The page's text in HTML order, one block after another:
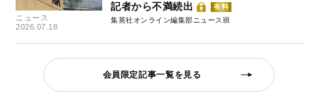
ニュース
2026.07.18
記者から不満続出
有料
集英社オンライン編集部ニュース班
会員限定記事一覧を見る